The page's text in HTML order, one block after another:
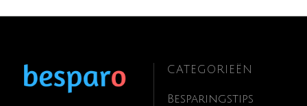
CATEGORIEËN
Besparingstips